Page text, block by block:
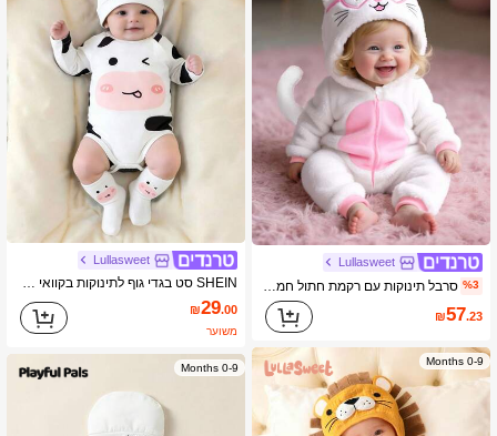
Lullasweet
%3 סרבל תינוקות עם רקמת חתול חמודה בתלת מימד בפלאש עם שרוולים ארוכים
₪57.23
0-9 Months
Lullasweet
SHEIN סט בגדי גוף לתינוקות בקוואי בעיצוב פרה עם עיטור קריצה ולשון בחוץ, כובע גרביים בנקודות, שחור-לבן, תואם לאחים, תסבכת תינוק חמודה לסתיו
₪29.00
משוער
0-9 Months